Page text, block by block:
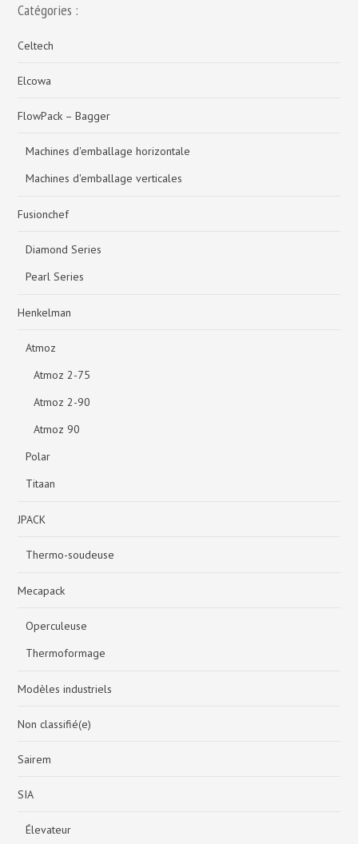
Catégories :
Celtech
Elcowa
FlowPack – Bagger
Machines d'emballage horizontale
Machines d'emballage verticales
Fusionchef
Diamond Series
Pearl Series
Henkelman
Atmoz
Atmoz 2-75
Atmoz 2-90
Atmoz 90
Polar
Titaan
JPACK
Thermo-soudeuse
Mecapack
Operculeuse
Thermoformage
Modèles industriels
Non classifié(e)
Sairem
SIA
Élevateur